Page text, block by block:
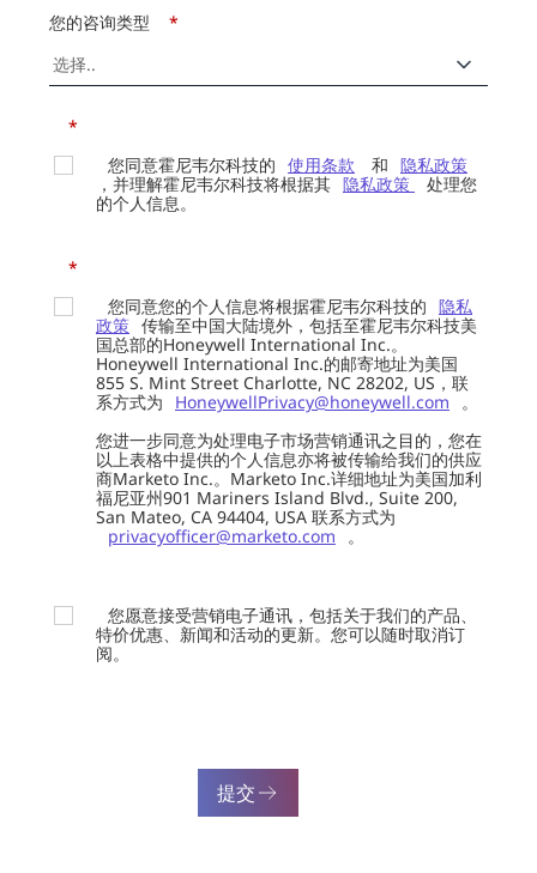
*
您的咨询类型
*
您同意霍尼韦尔科技的 使用条款 和 隐私政策
，并理解霍尼韦尔科技将根据其 隐私政策
处理您
的个人信息。
*
您同意您的个人信息将根据霍尼韦尔科技的 隐私
政策 传输至中国大陆境外，包括至霍尼韦尔科技美
国总部的Honeywell International Inc.。
Honeywell International Inc.的邮寄地址为美国
855 S. Mint Street Charlotte, NC 28202, US，联
系方式为
HoneywellPrivacy@honeywell.com
。
您进一步同意为处理电子市场营销通讯之目的，您在
以上表格中提供的个人信息亦将被传输给我们的供应
商Marketo Inc.。Marketo Inc.详细地址为美国加利
福尼亚州901 Mariners Island Blvd., Suite 200,
San Mateo, CA 94404, USA 联系方式为
privacyofficer@marketo.com
。
您愿意接受营销电子通讯，包括关于我们的产品、
特价优惠、新闻和活动的更新。您可以随时取消订
阅。
提交